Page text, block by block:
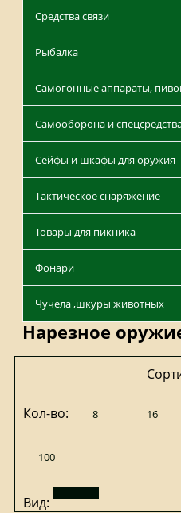
Средства связи
Рыбалка
Самогонные аппараты,
Самооборона и
Сейфы и шкафы для оружия
Тактическое снаряжение
Товары для пикника
Фонари
Чучела ,шкуры животных
Нарезное
Кол-во: 8 16
100
Вид: